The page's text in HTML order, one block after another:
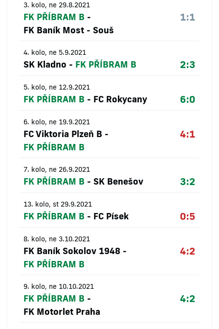
3. kolo, ne 29.8.2021
FK PŘÍBRAM B -
FK Baník Most - Souš
1:1
4. kolo, ne 5.9.2021
SK Kladno - FK PŘÍBRAM B 2:3
5. kolo, ne 12.9.2021
FK PŘÍBRAM B - FC Rokycany 6:0
6. kolo, ne 19.9.2021
FC Viktoria Plzeň B -
FK PŘÍBRAM B
4:1
7. kolo, ne 26.9.2021
FK PŘÍBRAM B - SK Benešov 3:2
13. kolo, st 29.9.2021
FK PŘÍBRAM B - FC Písek 0:5
8. kolo, ne 3.10.2021
FK Baník Sokolov 1948 -
FK PŘÍBRAM B
4:2
9. kolo, ne 10.10.2021
FK PŘÍBRAM B -
FK Motorlet Praha
4:2